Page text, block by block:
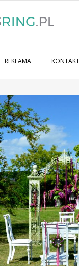
REKLAMA KONTAKT